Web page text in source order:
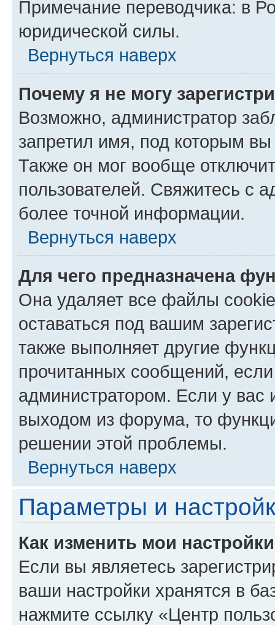
Примечание переводчика: в
юридической силы.
Вернуться наверх
Почему я не могу
Возможно, администратор
запретил имя, под которым вы
Также он мог вообще
пользователей. Свяжитесь с
более точной информации.
Вернуться наверх
Для чего предназначена
Она удаляет все файлы
оставаться под вашим
также выполняет другие
прочитанных сообщений,
администратором. Если у
выходом из форума, то
решении этой проблемы.
Вернуться наверх
Параметры и
Как изменить мои
Если вы являетесь
ваши настройки хранятся в
нажмите ссылку «Центр